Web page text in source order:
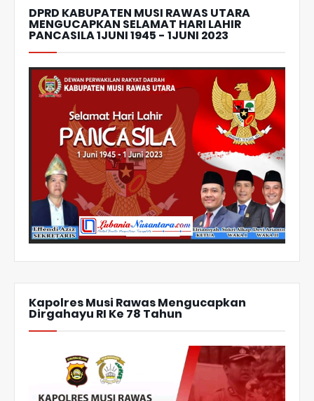
DPRD KABUPATEN MUSI RAWAS UTARA
MENGUCAPKAN SELAMAT HARI LAHIR
PANCASILA 1JUNI 1945 - 1JUNI 2023
Kapolres Musi Rawas Mengucapkan
Dirgahayu RI Ke 78 Tahun